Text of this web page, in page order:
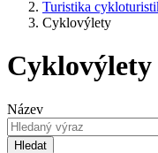
Turistika
Cyklovýlety
Cyklovýlety
Název
Hledat